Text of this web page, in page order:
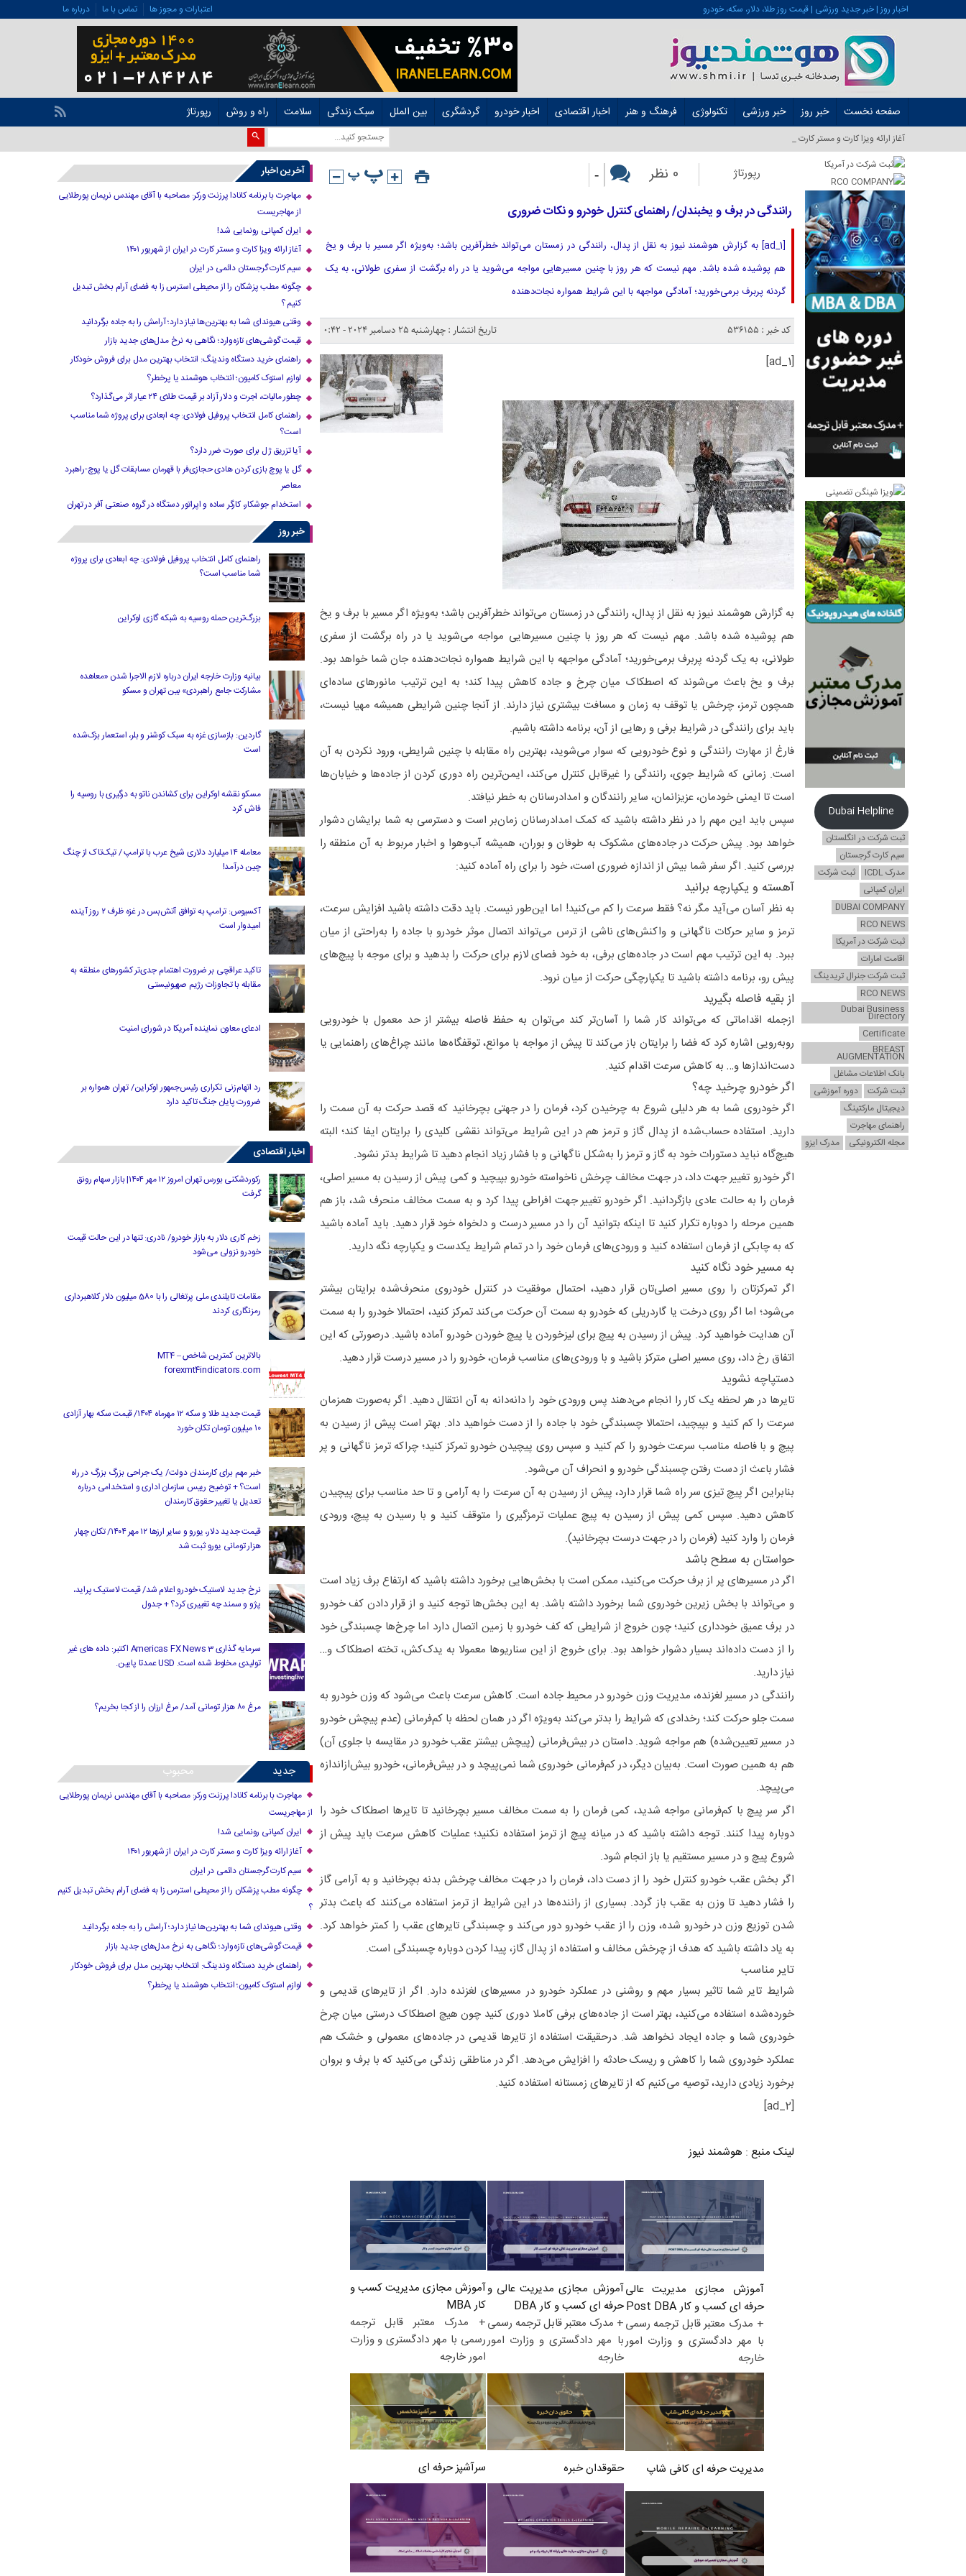
اخبار روز | خبر جدید ورزشی | قیمت روز طلا، دلار، سکه، خودرو اعتبارات و مجوز ها تماس با ما درباره ما
صفحه نخست خبر روز خبر ورزشی تکنولوژی فرهنگ و هنر اخبار اقتصادی اخبار خودرو گردشگری بین الملل سبک زندگی سلامت راه و روش رپورتاژ
آغاز ارائه ویزا کارت و مستر کارت در ایران از شهریو_
رپورتاژ 0 نظر -
رانندگی در برف و یخبندان/ راهنمای کنترل خودرو و نکات ضروری
[ad_1] به گزارش هوشمند نیوز به نقل از پدال، رانندگی در زمستان می‌تواند خطرآفرین باشد؛ به‌ویژه اگر مسیر با برف و یخ
هم پوشیده شده باشد. مهم نیست که هر روز با چنین مسیرهایی مواجه می‌شوید یا در راه برگشت از سفری طولانی، به یک
گردنه پربرف برمی‌خورید؛ آمادگی مواجهه با این شرایط همواره نجات‌دهنده
کد خبر : 536155 تاریخ انتشار : چهارشنبه 25 دسامبر 2024 - 0:42
[ad_1]
به گزارش هوشمند نیوز به نقل از پدال، رانندگی در زمستان می‌تواند خطرآفرین باشد؛ به‌ویژه اگر مسیر با برف و یخ
هم پوشیده شده باشد. مهم نیست که هر روز با چنین مسیرهایی مواجه می‌شوید یا در راه برگشت از سفری
طولانی، به یک گردنه پربرف برمی‌خورید؛ آمادگی مواجهه با این شرایط همواره نجات‌دهنده جان شما خواهد بود.
برف و یخ باعث می‌شوند که اصطکاک میان چرخ و جاده کاهش پیدا کند؛ به این ترتیب مانورهای ساده‌ای
همچون ترمز، چرخش یا توقف به زمان و مسافت بیشتری نیاز دارند. از آنجا چنین شرایطی همیشه مهیا نیست،
باید برای رانندگی در شرایط برفی و رهایی از آن، برنامه داشته باشیم.
فارغ از مهارت رانندگی و نوع خودرویی که سوار می‌شوید، بهترین راه مقابله با چنین شرایطی، ورود نکردن به آن
است. زمانی که شرایط جوی، رانندگی را غیرقابل کنترل می‌کند، ایمن‌ترین راه دوری کردن از جاده‌ها و خیابان‌ها
است تا ایمنی خودمان، عزیزانمان، سایر رانندگان و امدادرسانان به خطر نیافتد.
سپس باید این مهم را در نظر داشته باشید که کمک امدادرسانان زمان‌بر است و دسترسی به شما برایشان دشوار
خواهد بود. پیش حرکت در جاده‌های مشکوک به طوفان و بوران، همیشه آب‌وهوا و اخبار مربوط به آن منطقه را
بررسی کنید. اگر سفر شما بیش از اندازه ضروری است، خود را برای راه آماده کنید:
آهسته و یکپارچه برانید
به نظر آسان می‌آید مگر نه؟ فقط سرعت را کم می‌کنید! اما این‌طور نیست. باید دقت داشته باشید افزایش سرعت،
ترمز و سایر حرکات ناگهانی و واکنش‌های ناشی از ترس می‌تواند اتصال موثر خودرو با جاده را به‌راحتی از میان
ببرد. به این ترتیب مهم است در جاده‌های برفی، به خود فصای لازم برای حرکت را بدهید و برای موجه با پیچ‌های
پیش رو، برنامه داشته باشید تا یکپارچگی حرکت از میان نرود.
از بقیه فاصله بگیرید
ازجمله اقداماتی که می‌تواند کار شما را آسان‌تر کند می‌‌توان به حفظ فاصله بیشتر از حد معمول با خودرویی
روبه‌رویی اشاره کرد که فضا را برایتان باز می‌کند تا پیش از مواجه با موانع، توقفگاه‌ها مانند چراغ‌های راهنمایی یا
دست‌اندازها و… به کاهش سرعت اقدام کنید.
اگر خودرو چرخید چه؟
اگر خودروی شما به هر دلیلی شروع به چرخیدن کرد، فرمان را در جهتی بچرخانید که قصد حرکت به آن سمت را
دارید. استفاده حساب‌شده از پدال گاز و ترمز هم در این شرایط می‌تواند نقشی کلیدی را برایتان ایفا کند؛ البته
هیچ‌گاه نباید دستورات خود به گاز و ترمز را به‌شکل ناگهانی و با فشار زیاد انجام دهید تا شرایط بدتر نشود.
اگر خودرو تغییر جهت داد، در جهت مخالف چرخش ناخواسته خودرو بپیچید و کمی پیش از رسیدن به مسیر اصلی،
فرمان را به حالت عادی بازگردانید. اگر خودرو تغییر جهت افراطی پیدا کرد و به سمت مخالف منحرف شد، باز هم
همین مرحله را دوباره تکرار کنید تا اینکه بتوانید آن را در مسیر درست و دلخواه خود قرار دهید. باید آماده باشید
که به چابکی از فرمان استفاده کنید و ورودی‌های فرمان خود را در تمام شرایط یکدست و یکپارچه نگه دارید.
به مسیر خود نگاه کنید
اگر تمرکزتان را روی مسیر اصلی‌تان قرار دهید، احتمال موفقیت در کنترل خودروی منحرف‌شده برایتان بیشتر
می‌شود؛ اما اگر روی درخت یا گاردریلی که خودرو به سمت آن حرکت می‌کند تمرکز کنید، احتمالا خودرو را به سمت
آن هدایت خواهید کرد. پیش از رسیدن به پیچ برای لیزخوردن یا پیچ خوردن خودرو آماده باشید. درصورتی که این
اتفاق رخ داد، روی مسیر اصلی مترکز باشید و با ورودی‌های مناسب فرمان، خودرو را در مسیر درست قرار دهید.
دستپاچه نشوید
تایرها در هر لحظه یک کار را انجام می‌دهند پس ورودی‌ خود را دانه‌دانه به آن انتقال دهید. اگر به‌صورت همزمان
سرعت را کم کنید و بپیچید، احتمالا چسبندگی خود با جاده را از دست خواهید داد. بهتر است پیش از رسیدن به
پیچ و با فاصله مناسب سرعت خودرو را کم کنید و سپس روی پیچیدن خودرو تمرکز کنید؛ چراکه ترمز ناگهانی و پر
فشار باعث از دست رفتن چسبندگی خودرو و انحراف آن می‌شود.
بنابراین اگر پیچ تیزی سر راه شما قرار دارد، پیش از رسیدن به آن سرعت را به آرامی و تا حد مناسب برای پیچیدن
کاهش دهید. سپس کمی پیش از رسیدن به پیچ عملیات ترمزگیری را متوقف کنید و با رسیدن به پیچ، ورودی
فرمان را وارد کنید (فرمان را در جهت درست بچرخانید).
حواستان به سطح باشد
اگر در مسیرهای پر از برف حرکت می‌کنید، ممکن است با بخش‌هایی برخورد داشته باشید که ارتفاع برف زیاد است
و می‌تواند با بخش زیرین خودروی شما برخورد داشته باشد. به این بخش‌ها توجه کنید و از قرار دادن کف خودرو
در برف عمیق خودداری کنید؛ چون خروج از شرایطی که کف خودرو با زمین اتصال دارد اما چرخ‌ها چسبندگی خود
را از دست داده‌اند بسیار دشوار خواهد بود. برای خروج از این سناریوها معمولا به یدک‌کش، تخته اصطکاک و…
نیاز دارید.
رانندگی در مسیر لغزنده، مدیریت وزن خودرو در محیط جاده است. کاهش سرعت باعث می‌شود که وزن خودرو به
سمت جلو حرکت کند؛ رخدادی که شرایط را بدتر می‌کند به‌ویژه اگر در همان لحظه با کم‌فرمانی (عدم پیچش خودرو
در مسیر تعیین‌شده) هم مواجه شوید. داستان در بیش‌فرمانی (پیچش بیشتر عقب خودرو در مقایسه با جلوی آن)
هم به همین صورت است. به‌بیان دیگر، در کم‌فرمانی خودروی شما نمی‌پیچد و در بیش‌فرمانی، خودرو بیش‌ازاندازه
می‌پیچد.
اگر سر پیچ با کم‌فرمانی مواجه شدید، کمی فرمان را به سمت مخالف مسیر بچرخانید تا تایرها اصطکاک خود را
دوباره پیدا کنند. توجه داشته باشید که در میانه پیچ از ترمز استفاده نکنید؛ عملیات کاهش سرعت باید پیش از
شروع پیچ و در مسیر مستقیم یا باز انجام شود.
اگر بخش عقب خودرو کنترل خود را از دست داد، فرمان را در جهت مخالف چرخش بدنه بچرخانید و به آرامی گاز
را فشار دهید تا وزن به عقب باز گردد. بسیاری از راننده‌ها در این شرایط از ترمز استفاده می‌کنند که باعث بدتر
شدن توزیع وزن در خودرو شده، وزن را از عقب خودرو دور می‌کند و چسبندگی تایرهای عقب را کمتر خواهد کرد.
به یاد داشته باشید که هدف از چرخش مخالف و استفاده از پدال گاز، پیدا کردن دوباره چسبندگی است.
تایر مناسب
شرایط تایر شما تاثیر بسیار مهم و روشنی در عملکرد خودرو در مسیرهای لغزنده دارد. اگر از تایرهای قدیمی و
خورده‌شده استفاده می‌کنید، بهتر است از جاده‌های برفی کاملا دوری کنید چون هیچ اصطکاک درستی میان چرخ
خودروی شما و جاده ایجاد نخواهد شد. درحقیقت استفاده از تایرها قدیمی در جاده‌های معمولی و خشک هم
عملکرد خودروی شما را کاهش و ریسک حادثه را افزایش می‌دهد. اگر در مناطقی زندگی می‌کنید که با برف و بروان
برخورد زیادی دارید، توصیه می‌کنیم که از تایرهای زمستانه استفاده کنید.
[ad_2]
لینک منبع : هوشمند نیوز
آموزش مجازی مدیریت عالی
حرفه ای کسب و کار Post DBA
+ مدرک معتبر قابل ترجمه رسمی
با مهر دادگستری و وزارت امور
خارجه
آموزش مجازی مدیریت عالی و
حرفه ای کسب و کار DBA
+ مدرک معتبر قابل ترجمه رسمی
با مهر دادگستری و وزارت امور
خارجه
آموزش مجازی مدیریت کسب و
کار MBA
+ مدرک معتبر قابل ترجمه
رسمی با مهر دادگستری و وزارت
امور خارجه
مدیریت حرفه ای کافی شاپ حقوقدان خبره سرآشپز حرفه ای
Dubai Helpline
ثبت شرکت در انگلستان
سیم کارت گرجستان
مدرک ICDL
ثبت شرکت
ایران کمپانی
DUBAI COMPANY
RCO NEWS
ثبت شرکت در آمریکا
اقامت امارات
ثبت شرکت جنرال تریدینگ
RCO NEWS
Dubai Business
Directory
Certificate
BREAST
AUGMENTATION
بانک اطلاعات مشاغل
ثبت شرکت
دوره آموزشی
دیجیتال مارکتینگ
راهنمای مهاجرت
مجله الکترونیکی
مدرک ایزو
آخرین اخبار
مهاجرت با برنامه کانادا پرزنت ورکر: مصاحبه با آقای مهندس نریمان پورطلایی
از مهاجریست
ایران کمپانی رونمایی شد!
آغاز ارائه ویزا کارت و مستر کارت در ایران از شهریور ۱۴۰۱
سیم کارت گرجستان دائمی در ایران
چگونه مطب پزشکان را از محیطی استرس زا به فضای آرام بخش تبدیل
کنیم ؟
وقتی هیوندای شما به بهترین‌ها نیاز دارد؛ آرامش را به جاده برگردانید
قیمت گوشی‌های تازه‌وارد؛ نگاهی به نرخ مدل‌های جدید بازار
راهنمای خرید دستگاه وندینگ: انتخاب بهترین مدل برای فروش خودکار
لوازم استوک کامیون؛ انتخاب هوشمند یا پرخطر؟
چطور مالیات، اجرت و دلار آزاد بر قیمت طلای ۲۴ عیار اثر می‌گذارد؟
راهنمای کامل انتخاب پروفیل فولادی: چه ابعادی برای پروژه شما مناسب
است؟
آیا تزریق ژل برای صورت ضرر دارد​؟
گل یا پوچ بازی کردن هادی حجازی‌فر با قهرمان مسابقات گل یا پوچ-راهبرد
معاصر
استخدام جوشکار، کارگر ساده و اپراتور دستگاه در گروه صنعتی آفر در تهران
خبر روز
راهنمای کامل انتخاب پروفیل فولادی: چه ابعادی برای پروژه
شما مناسب است؟
بزرگ‌ترین حمله روسیه به شبکه گازی اوکراین
بیانیه وزارت خارجه ایران درباره لازم‌ الاجرا شدن «معاهده
مشارکت جامع راهبردی» بین تهران و مسکو
گاردین: بازسازی غزه به سبک کوشنر و بلر، استعمار بزک‌شده
است
مسکو نقشه اوکراین برای کشاندن ناتو به درگیری با روسیه را
فاش کرد
معامله ۱۴ میلیارد دلاری شیخ عرب با ترامپ / تیک‌تاک از چنگ
چین درآمد!
آکسیوس: ترامپ به توافق آتش‌بس در غزه ظرف ۲ روز آینده
امیدوار است
تاکید عراقچی بر ضرورت اهتمام جدی‌تر کشورهای منطقه به
مقابله با تجاوزات رژیم صهیونیستی
ادعای معاون نماینده آمریکا در شورای امنیت
رد اتهام‌زنی تکراری رئیس‌جمهور اوکراین/ تهران همواره بر
ضرورت پایان جنگ تاکید دارد
اخبار اقتصادی
رکوردشکنی بورس تهران امروز ۱۲ مهر ۱۴۰۴| بازار سهام رونق
گرفت
زخم کاری دلار به بازار خودرو/ نادری: تنها در این حالت قیمت
خودرو نزولی می‌شود
مقامات تایلندی ملی پرتغالی را با 580 میلیون دلار کلاهبرداری
رمزنگاری کردند
بالاترین کمترین شاخص MT4 –
forexmt4indicators.com
قیمت جدید طلا و سکه ۱۲ مهرماه ۱۴۰۴/ قیمت سکه بهار آزادی
۱۰ میلیون تومان تکان خورد
خبر مهم برای کارمندان دولت/ یک جراحی بزرگ بزرگ در راه
است؟ + توضیح رییس سازمان اداری و استخدامی درباره
تعدیل یا تغییر حقوق کارمندان
قیمت جدید دلار، یورو و سایر ارزها ۱۲ مهر ۱۴۰۴/ تکان چهار
هزار تومانی یورو ثبت شد
نرخ جدید لاستیک خودرو اعلام شد/ قیمت لاستیک پراید،
پژو و سمند چه تغییری کرد؟ + جدول
سرمایه گذاری Americas FX News 3 اکتبر: داده های غیر
تولیدی مخلوط شده است. USD عمدتا پایین.
مرغ ۸۰ هزار تومانی آمد/ مرغ ارزان را از کجا بخریم؟
جدید محبوب
مهاجرت با برنامه کانادا پرزنت ورکر: مصاحبه با آقای مهندس نریمان پورطلایی
از مهاجریست
ایران کمپانی رونمایی شد!
آغاز ارائه ویزا کارت و مستر کارت در ایران از شهریور ۱۴۰۱
سیم کارت گرجستان دائمی در ایران
چگونه مطب پزشکان را از محیطی استرس زا به فضای آرام بخش تبدیل کنیم
؟
وقتی هیوندای شما به بهترین‌ها نیاز دارد؛ آرامش را به جاده برگردانید
قیمت گوشی‌های تازه‌وارد؛ نگاهی به نرخ مدل‌های جدید بازار
راهنمای خرید دستگاه وندینگ: انتخاب بهترین مدل برای فروش خودکار
لوازم استوک کامیون؛ انتخاب هوشمند یا پرخطر؟